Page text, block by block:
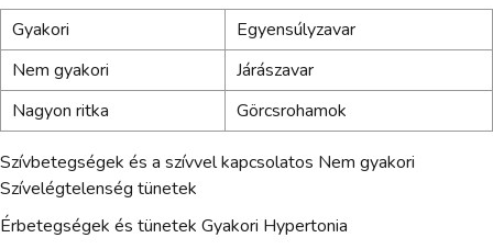
Gyakori
Egyensúlyzavar
Nem gyakori
Járászavar
Nagyon ritka
Görcsrohamok
Szívbetegségek és a szívvel kapcsolatos Nem gyakori
Szívelégtelenség tünetek
Érbetegségek és tünetek Gyakori Hypertonia